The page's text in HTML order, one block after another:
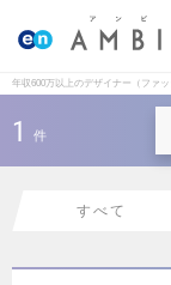
年収600万以上のデザイナー（ファ
1 件
すべて